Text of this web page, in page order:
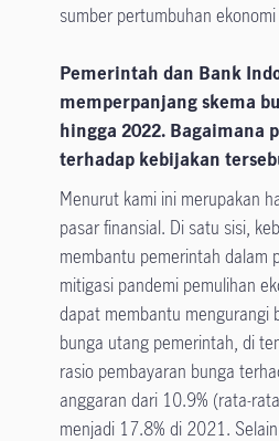
sumber pertumbuhan
Pemerintah dan Bank
memperpanjang skema
hingga 2022. Bagaimana
terhadap kebijakan
Menurut kami ini merupakan
pasar finansial. Di satu sisi,
membantu pemerintah dalam
mitigasi pandemi pemulihan
dapat membantu mengurangi
bunga utang pemerintah, di
rasio pembayaran bunga
anggaran dari 10.9% (rata-
menjadi 17.8% di 2021.